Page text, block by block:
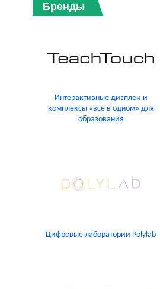
Бренды
Интерактивные дисплеи и
комплексы «все в одном» для
образования
Цифровые лаборатории Polylab